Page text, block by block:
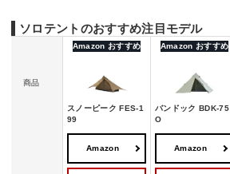
ソロテントのおすすめ注目モデル
商品
Amazon おすすめ
スノーピーク FES-1
99
Amazon おすすめ
バンドック BDK-75
O
Amazon Amazon